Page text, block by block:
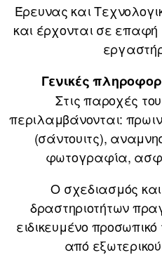
Έρευνας και
και έρχονται σε επαφή
Γενικές
Στις παροχές
περιλαμβάνονται:
(σάντουιτς),
φωτογραφία,
Ο σχεδιασμός
δραστηριοτήτων
ειδικευμένο
από